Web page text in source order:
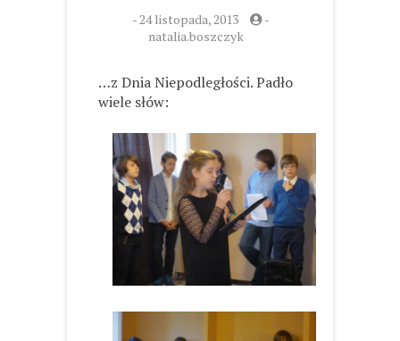
-24 listopada, 2013
-
natalia.boszczyk
…z Dnia Niepodległości. Padło
wiele słów: